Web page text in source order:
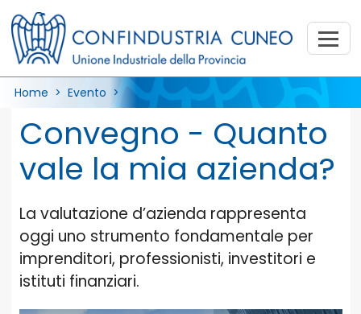
Home > Evento >
Convegno - Quanto
vale la mia azienda?
La valutazione d’azienda rappresenta
oggi uno strumento fondamentale per
imprenditori, professionisti, investitori e
istituti finanziari.